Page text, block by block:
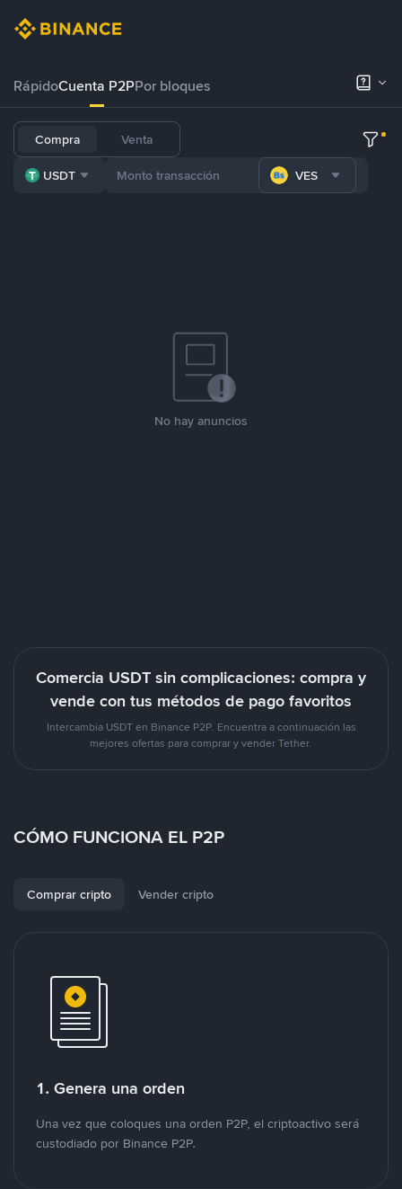
RápidoCuenta P2PPor bloques
Compra Venta
USDT VES
No hay anuncios
Comercia USDT sin complicaciones: compra y
vende con tus métodos de pago favoritos
Intercambia USDT en Binance P2P. Encuentra a continuación las
mejores ofertas para comprar y vender Tether.
CÓMO FUNCIONA EL P2P
Comprar cripto Vender cripto
1. Genera una orden
Una vez que coloques una orden P2P, el criptoactivo será
custodiado por Binance P2P.